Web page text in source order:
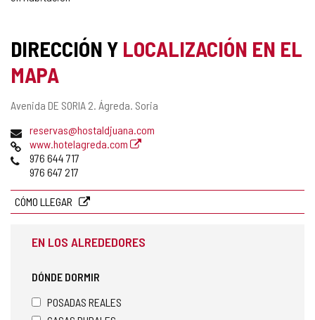
DIRECCIÓN Y LOCALIZACIÓN EN EL
MAPA
Dirección
Avenida DE SORIA 2. Ágreda. Soria
Dirección
de
correo
electrónico
reservas@hostaldjuana.com
Página
Web
www.hotelagreda.com
Teléfonos
976 644 717
976 647 217
CÓMO LLEGAR
EN LOS ALREDEDORES
DÓNDE DORMIR
POSADAS REALES